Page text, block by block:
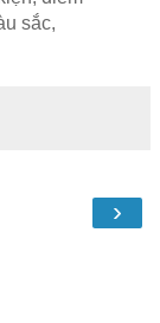
sắc,
›